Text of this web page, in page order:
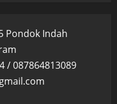
Pondok Indah
/ 087864813089